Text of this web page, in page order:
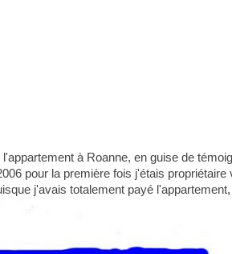
à Roanne, en guise de
pour la première fois j'étais propriétaire
j'avais totalement payé